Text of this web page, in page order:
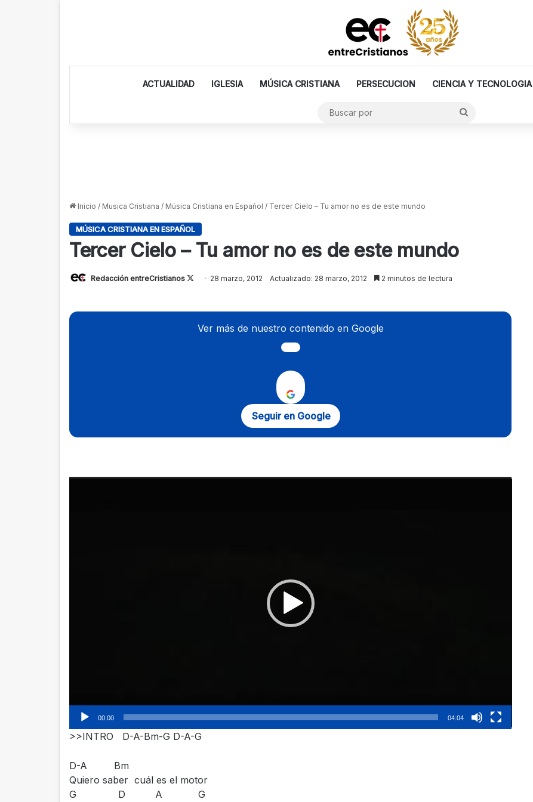
ACTUALIDAD IGLESIA MÚSICA CRISTIANA PERSECUCION CIENCIA Y TECNOLOGIA
Inicio / Musica Cristiana / Música Cristiana en Español / Tercer Cielo – Tu amor no es de este mundo
MÚSICA CRISTIANA EN ESPAÑOL
Tercer Cielo – Tu amor no es de este mundo
Redacción entreCristianos
Follow28 marzo, 2012 Actualizado: 28 marzo, 2012 2 minutos de lectura
Ver más de nuestro contenido en Google
Seguir en Google
00:00 04:04
>>INTRO D-A-Bm-G D-A-G
D-A Bm
Quiero saber cuál es el motor
G D A G